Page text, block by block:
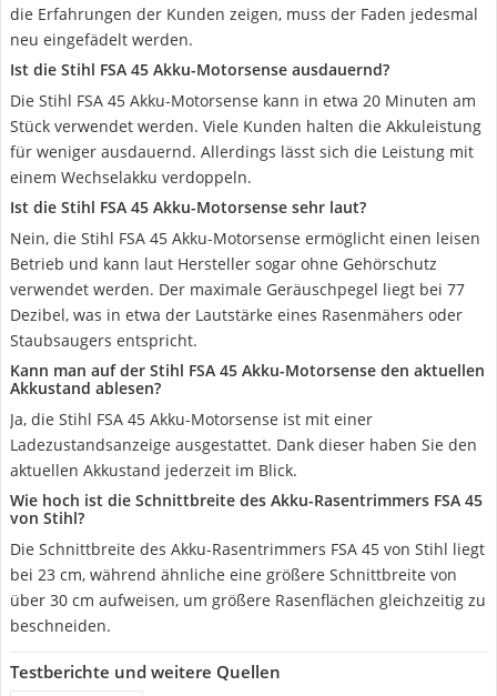
die Erfahrungen der Kunden zeigen, muss der Faden jedesmal
neu eingefädelt werden.
Ist die Stihl FSA 45 Akku-Motorsense ausdauernd?
Die Stihl FSA 45 Akku-Motorsense kann in etwa 20 Minuten am
Stück verwendet werden. Viele Kunden halten die Akkuleistung
für weniger ausdauernd. Allerdings lässt sich die Leistung mit
einem Wechselakku verdoppeln.
Ist die Stihl FSA 45 Akku-Motorsense sehr laut?
Nein, die Stihl FSA 45 Akku-Motorsense ermöglicht einen leisen
Betrieb und kann laut Hersteller sogar ohne Gehörschutz
verwendet werden. Der maximale Geräuschpegel liegt bei 77
Dezibel, was in etwa der Lautstärke eines Rasenmähers oder
Staubsaugers entspricht.
Kann man auf der Stihl FSA 45 Akku-Motorsense den aktuellen
Akkustand ablesen?
Ja, die Stihl FSA 45 Akku-Motorsense ist mit einer
Ladezustandsanzeige ausgestattet. Dank dieser haben Sie den
aktuellen Akkustand jederzeit im Blick.
Wie hoch ist die Schnittbreite des Akku-Rasentrimmers FSA 45
von Stihl?
Die Schnittbreite des Akku-Rasentrimmers FSA 45 von Stihl liegt
bei 23 cm, während ähnliche eine größere Schnittbreite von
über 30 cm aufweisen, um größere Rasenflächen gleichzeitig zu
beschneiden.
Testberichte und weitere Quellen